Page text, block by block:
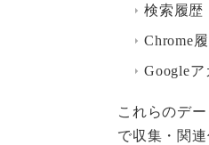
検索履歴
Chrome
Google
これらのデ
で収集・関